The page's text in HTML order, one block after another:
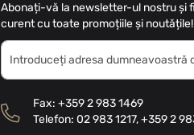
Abonați-vă la newsletter-ul nostru și
curent cu toate promoțiile și noutățile!
Inscrieți-
vă
la
noastre
informative
Condiții
de Confidențialitate
Fax:+359 2 983 1469
Telefon:02 983 1217,+359 2